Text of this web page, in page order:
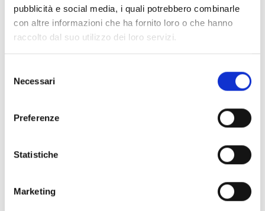
pubblicità e social media, i quali potrebbero combinarle
con altre informazioni che ha fornito loro o che hanno
raccolto dal suo utilizzo dei loro servizi.
delNecessari
Preferenze
Statistiche
Marketing
Una commedia popolata di presenze e maledizioni, in
questo fantasmagorico spin-off che segue le
sconclusionate avventure di uno dei personaggi più
divertenti diMob Psycho 100!
Se ti è piaciuto prova anche: